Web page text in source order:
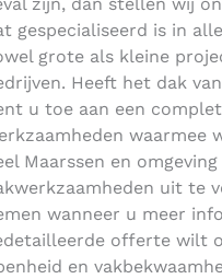
gespecialiseerd is in
grote als kleine
Heeft het dak
u toe aan een
waarmee
Maarssen en
uit te
wanneer u meer
offerte wilt
en